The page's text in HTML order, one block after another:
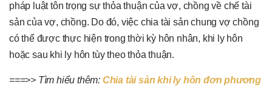
pháp luật tôn trọng sự thỏa thuận của vợ, chồng về chế tài
sản của vợ, chồng. Do đó, việc chia tài sản chung vợ chồng
có thể được thực hiện trong thời kỳ hôn nhân, khi ly hôn
hoặc sau khi ly hôn tùy theo thỏa thuận.
===>> Tìm hiểu thêm: Chia tài sản khi ly hôn đơn phương